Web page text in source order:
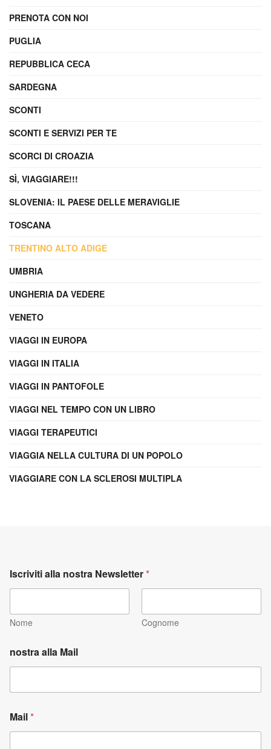
PRENOTA CON NOI
PUGLIA
REPUBBLICA CECA
SARDEGNA
SCONTI
SCONTI E SERVIZI PER TE
SCORCI DI CROAZIA
SÌ, VIAGGIARE!!!
SLOVENIA: IL PAESE DELLE MERAVIGLIE
TOSCANA
TRENTINO ALTO ADIGE
UMBRIA
UNGHERIA DA VEDERE
VENETO
VIAGGI IN EUROPA
VIAGGI IN ITALIA
VIAGGI IN PANTOFOLE
VIAGGI NEL TEMPO CON UN LIBRO
VIAGGI TERAPEUTICI
VIAGGIA NELLA CULTURA DI UN POPOLO
VIAGGIARE CON LA SCLEROSI MULTIPLA
Iscriviti alla nostra Newsletter*
Nome Cognome
nostra alla Mail
Mail*